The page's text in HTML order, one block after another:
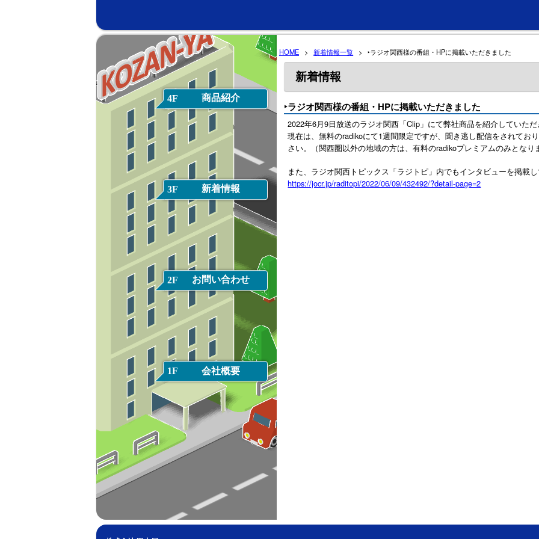
4F 商品紹介
3F 新着情報
2F お問い合わせ
1F 会社概要
HOME > 新着情報一覧 > ‣ラジオ関西様の番組・HPに掲載いただきました
新着情報
‣ラジオ関西様の番組・HPに掲載いただきました
2022年6月9日放送のラジオ関西「Clip」にて弊社商品を紹介していた
現在は、無料のradikoにて1週間限定ですが、聞き逃し配信をされてお
さい。（関西圏以外の地域の方は、有料のradikoプレミアムのみとなり
また、ラジオ関西トピックス「ラジトピ」内でもインタビューを掲載
https://jocr.jp/raditopi/2022/06/09/432492/?detail-page=2